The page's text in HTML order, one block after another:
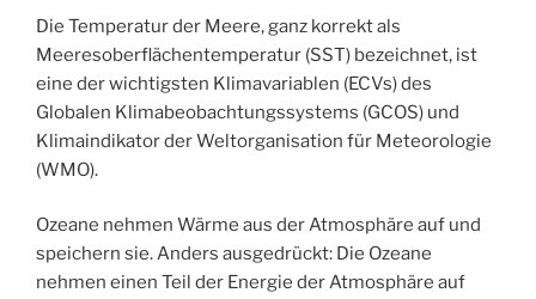
Die Temperatur der Meere, ganz korrekt als
Meeresoberflächentemperatur (SST) bezeichnet, ist
eine der wichtigsten Klimavariablen (ECVs) des
Globalen Klimabeobachtungssystems (GCOS) und
Klimaindikator der Weltorganisation für Meteorologie
(WMO).
Ozeane nehmen Wärme aus der Atmosphäre auf und
speichern sie. Anders ausgedrückt: Die Ozeane
nehmen einen Teil der Energie der Atmosphäre auf